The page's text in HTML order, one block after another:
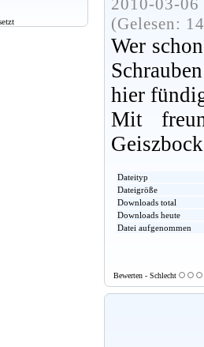
2010-03-
(Gelesen:
Wer
hier
Mit
Dateityp
Dateigröße
Downloads total
Downloads heute
Datei aufgenommen
Bewerten - Schlecht